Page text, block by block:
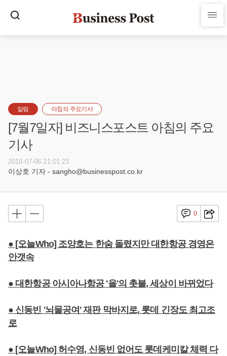
알림 아침의 주요기사
[7월7일자] 비즈니스포스트 아침의 주요
기사
2018-07-06 21:01:23
이상호 기자 - sangho@businesspost.co.kr
0
● [오늘Who] 조양호는 한숨 돌렸지만 대한항공 경영은
안갯속
● 대한항공 아시아나항공 '을'의 촛불, 세상이 바뀌었다
● 신동빈 '뇌물공여' 재판 막바지로, 롯데 긴장도 최고조
로
● [오늘Who] 허수영, 신동빈 없어도 롯데케미칼 체력 다